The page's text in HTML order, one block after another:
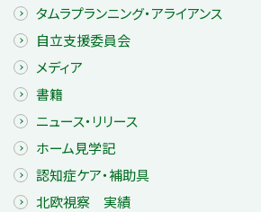
タムラプランニング・アライアンス
自立支援委員会
メディア
書籍
ニュース・リリース
ホーム見学記
認知症ケア・補助具
北欧視察 実績